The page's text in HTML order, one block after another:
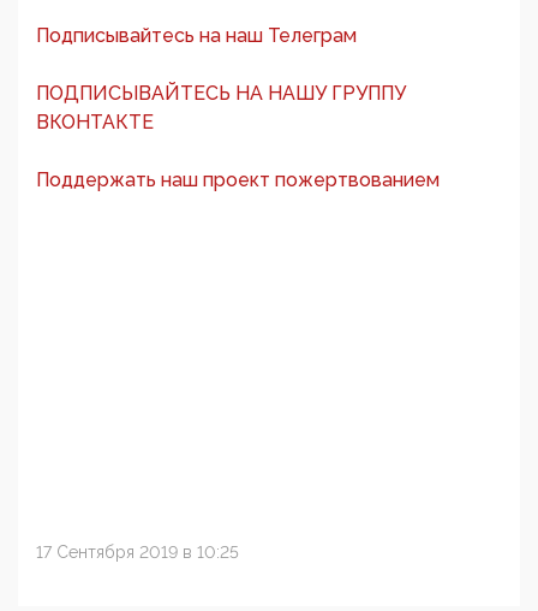
Подписывайтесь на наш Телеграм
ПОДПИСЫВАЙТЕСЬ НА НАШУ ГРУППУ
ВКОНТАКТЕ
Поддержать наш проект пожертвованием
17 Сентября 2019 в 10:25